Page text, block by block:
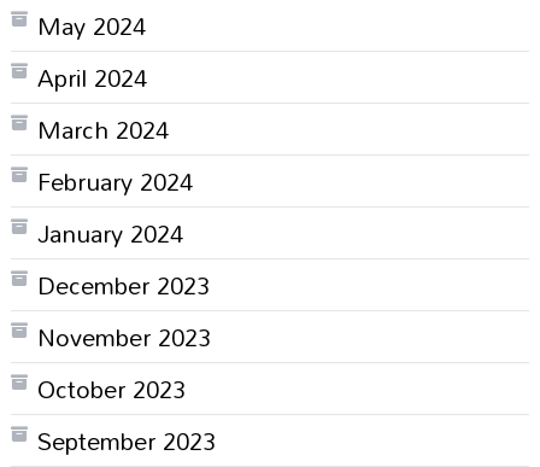
May 2024
April 2024
March 2024
February 2024
January 2024
December 2023
November 2023
October 2023
September 2023